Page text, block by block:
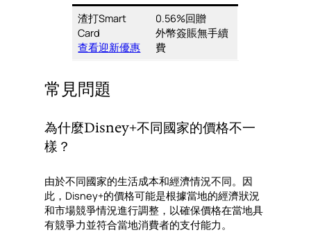
渣打Smart
Card
查看迎新優惠
0.56%回贈
外幣簽賬無手續
費
常見問題
為什麼Disney+不同國家的價格不一
樣？
由於不同國家的生活成本和經濟情況不同。因
此，Disney+的價格可能是根據當地的經濟狀況
和市場競爭情況進行調整，以確保價格在當地具
有競爭力並符合當地消費者的支付能力。